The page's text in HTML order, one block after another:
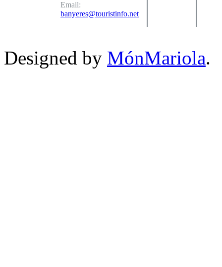
Email:
banyeres@touristinfo.net
Designed by MónMariola.